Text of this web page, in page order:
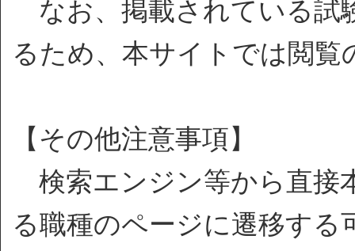
なお、掲載されている試
るため、本サイトでは閲
【その他注意事項】
検索エンジン等から直接
る職種のページに遷移す